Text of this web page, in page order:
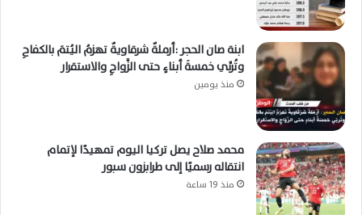
ابنة صان الحجر :أرملةٌ شرقاويةٌ تهزمُ اليُتمَ بالكفاحِ
وتُربِّي خمسةَ أبناءٍ حتى الزَّواجِ والاستقرار
منذ يومين
محمد صلاح يصل تركيا اليوم تمهيدًا لإتمام
انتقاله رسميًا إلى طرابزون سبور
منذ 19 ساعة